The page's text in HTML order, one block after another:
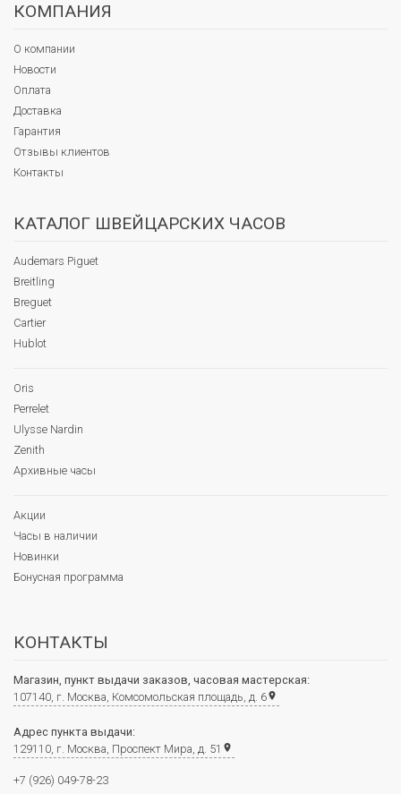
КОМПАНИЯ
О компании
Новости
Оплата
Доставка
Гарантия
Отзывы клиентов
Контакты
КАТАЛОГ ШВЕЙЦАРСКИХ ЧАСОВ
Audemars Piguet
Breitling
Breguet
Cartier
Hublot
Oris
Perrelet
Ulysse Nardin
Zenith
Архивные часы
Акции
Часы в наличии
Новинки
Бонусная программа
КОНТАКТЫ
Магазин, пункт выдачи заказов, часовая мастерская:
107140, г. Москва, Комсомольская площадь, д. 6place
Адрес пункта выдачи:
129110, г. Москва, Проспект Мира, д. 51 place
+7 (926) 049-78-23